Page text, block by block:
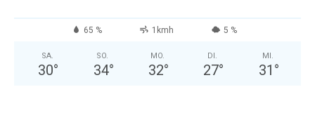
65 % 1kmh 5 %
SA.
30°
SO.
34°
MO.
32°
DI.
27°
MI.
31 °